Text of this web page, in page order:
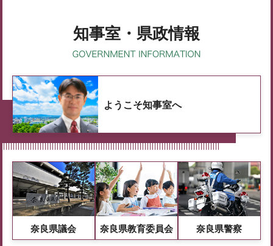
知事室・県政情報
ようこそ知事室へ
奈良県議会 奈良県教育委員会 奈良県警察